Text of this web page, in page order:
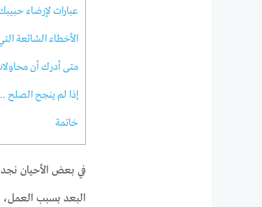
عبارات لإرضاء
الأخطاء الشائعة
متى أدرك أن
إذا لم ينجح الصلح
خاتمة
في بعض الأحيان
البعد بسبب العمل،